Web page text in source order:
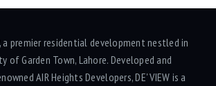
a premier residential development nestled in
of Garden Town, Lahore. Developed and
AIR Heights Developers, DE' VIEW is a